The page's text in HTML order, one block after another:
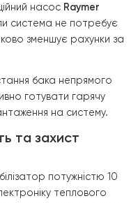
захисту
чутливі до якості
бар’єр проти
У систему
напруги на
напруги,
що тепловий